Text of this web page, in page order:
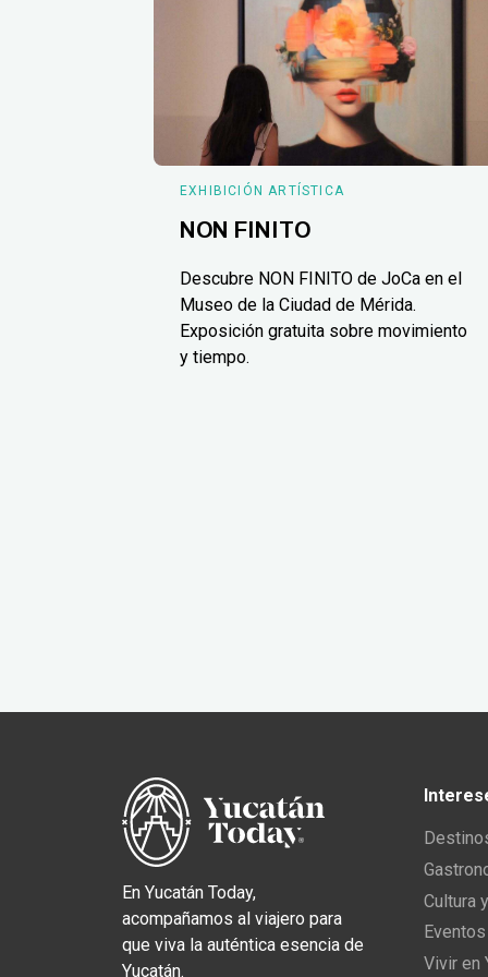
EXHIBICIÓN ARTÍSTICA
NON FINITO
Descubre NON FINITO de JoCa en el
Museo de la Ciudad de Mérida.
Exposición gratuita sobre movimiento
y tiempo.
En Yucatán Today,
acompañamos al viajero para
que viva la auténtica esencia de
Yucatán.
Cultura
Vivir en